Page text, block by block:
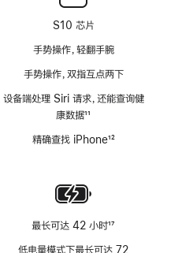
S10 芯片
手势操作，轻翻手腕
手势操作，双指互点两下
设备端处理 Siri 请求，还能查询健
康数据11
精确查找 iPhone12
最长可达 42 小时17
低电量模式下最长可达 72